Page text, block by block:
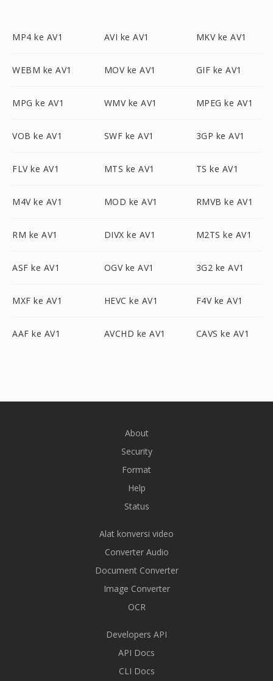
MP4 ke AV1 AVI ke AV1 MKV ke AV1
WEBM ke AV1 MOV ke AV1 GIF ke AV1
MPG ke AV1 WMV ke AV1 MPEG ke AV1
VOB ke AV1 SWF ke AV1 3GP ke AV1
FLV ke AV1 MTS ke AV1 TS ke AV1
M4V ke AV1 MOD ke AV1 RMVB ke AV1
RM ke AV1 DIVX ke AV1 M2TS ke AV1
ASF ke AV1 OGV ke AV1 3G2 ke AV1
MXF ke AV1 HEVC ke AV1 F4V ke AV1
AAF ke AV1 AVCHD ke AV1 CAVS ke AV1
About
Security
Format
Help
Status
Alat konversi video
Converter Audio
Document Converter
Image Converter
OCR
Developers API
API Docs
CLI Docs